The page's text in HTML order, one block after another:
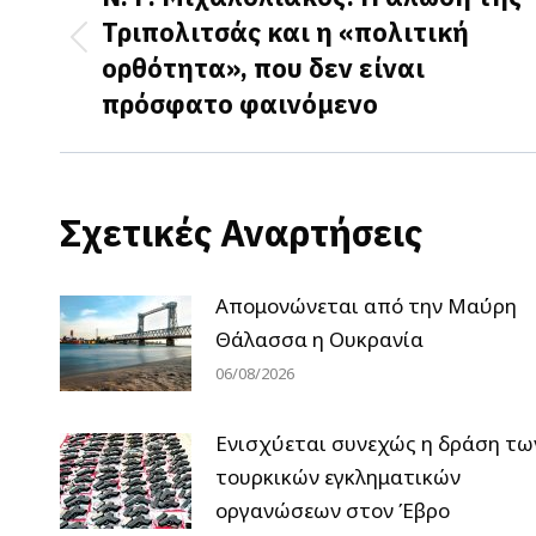
Previous
post:
Τριπολιτσάς και η «πολιτική
ορθότητα», που δεν είναι
πρόσφατο φαινόμενο
Σχετικές Αναρτήσεις
Απομονώνεται από την Μαύρη
Θάλασσα η Ουκρανία
06/08/2026
Ενισχύεται συνεχώς η δράση
τουρκικών εγκληματικών
οργανώσεων στον Έβρο